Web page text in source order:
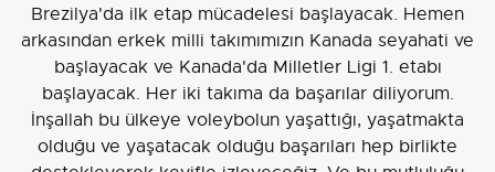
Brezilya'da ilk etap mücadelesi başlayacak. Hemen
arkasından erkek milli takımımızın Kanada seyahati ve
başlayacak ve Kanada'da Milletler Ligi 1. etabı
başlayacak. Her iki takıma da başarılar diliyorum.
İnşallah bu ülkeye voleybolun yaşattığı, yaşatmakta
olduğu ve yaşatacak olduğu başarıları hep birlikte